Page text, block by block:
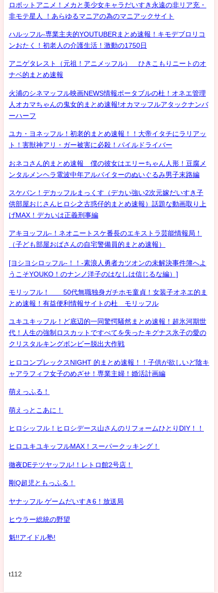
ロボットアニメ！メカと美少女キャラだいすき永遠の非リア充・
非モテ星人 ！あらゆるマニアの為のマニアックサイト
ハルッフル-専業主夫的YOUTUBERまとめ速報！キモデブロリコ
ンおたく！初老人の介護生活！激動の1750日
アニゲタレスト（元祖！アニメッフル） ひきこもりニートのオ
ナベ的まとめ速報
火浦のシネマッフル映画NEWS情報ポータブルの杜！オネエ管理
人オカマちゃんの鬼女的まとめ速報!オカマッフルアタックナンバ
ーハーフ
ユカ・ヨネッフル！初老的まとめ速報！！大帝イタチにラリアッ
ト！害獣神アリ・ガー被害に必殺！パイルドライバー
おネコさん的まとめ速報 僕の彼女はエリーちゃん人形！豆腐メ
ンタルメンヘラ電波中年アルバイターのぬいぐるみ男子末路編
スケバン！デカッフルまっくす（デカい強い2次元嫁だいすき子
供部屋おじさんヒロシ之古惑仔的まとめ速報）話題な動画取り上
げMAX！デカいは正義刑事編
アキヨッフル-！ネオニートスケ番長のエキストラ芸能情報局！
（子ども部屋おばさんの自宅警備員的まとめ速報）
[ヨシヨシロッフル-！！-素浪人勇者カツオンの未解決事件簿へよ
うこそYOUKO！のナンノ洋子のはなしは信じるな編）]
モリッフル！ 50代無職独身ガチホモ童貞！女装子オネエ的ま
とめ速報！有益便利情報サイトの杜 モリッフル
ユキユキッフル！ど底辺的一同驚愕騒然まとめ速報！超氷河期世
代！人生の強制ロスカットですべてを失ったキグナス氷子の愛の
クリスタルキングボンビー脱出大作戦
ヒロコンプレックスNIGHT 的まとめ速報！！子供が欲しいど陰キ
ャアラフィフ女子のめざせ！専業主婦！婚活計画編
萌えっふる！
萌えっとこあに！
ヒロシッフル！ヒロシデース山さんのリフォームひとりDIY！！
ヒロユキユキッフルMAX！スーパークッキング！
徹夜DEテツヤッフル!！レトロ館2号店！
剛Q超児ともっふる！
ヤナッフル ゲームだいすき6！放送局
ヒウラー総統の野望
魁!!アイドル塾!
t112